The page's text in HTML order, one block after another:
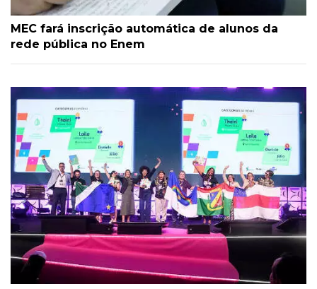
MEC fará inscrição automática de alunos da
rede pública no Enem